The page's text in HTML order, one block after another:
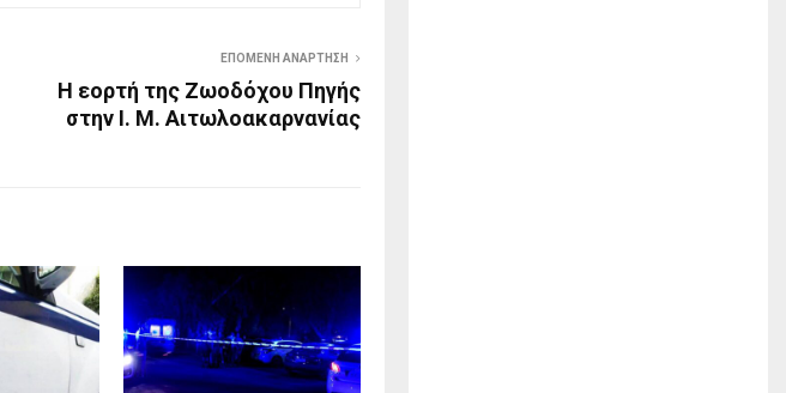
ΕΠΌΜΕΝΗ ΑΝΆΡΤΗΣΗ
Η εορτή της Ζωοδόχου Πηγής
στην Ι. Μ. Αιτωλοακαρνανίας